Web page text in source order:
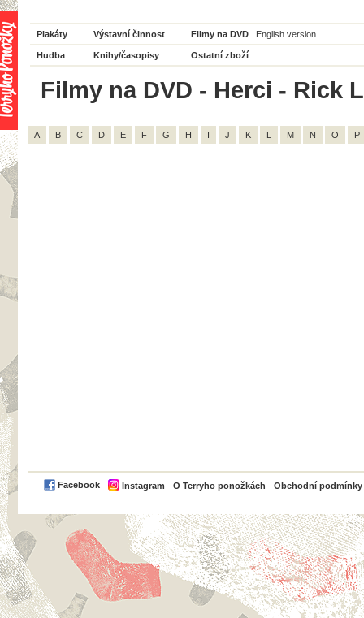
Plakáty Výstavní činnost Filmy na DVD English version
Hudba Knihy/časopisy Ostatní zboží
Filmy na DVD - Herci - Rick
A B C D E F G H I J K L M N O P
Facebook Instagram O Terryho ponožkách Obchodní podmínky
PayPal